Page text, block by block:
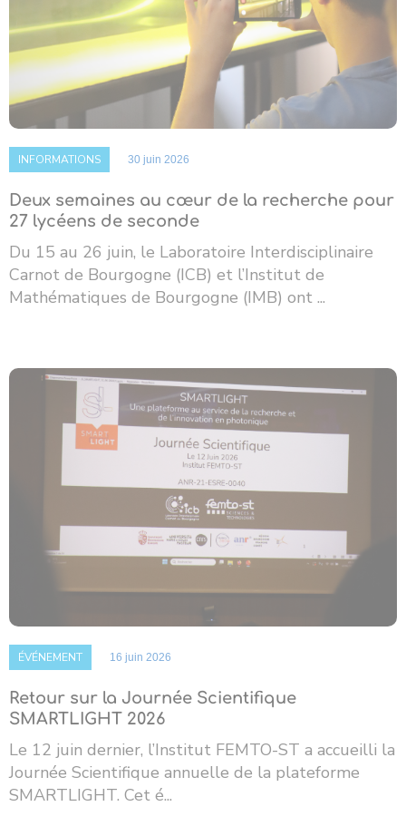
INFORMATIONS 30 juin 2026
Deux semaines au cœur de la recherche pour
27 lycéens de seconde
Du 15 au 26 juin, le Laboratoire Interdisciplinaire
Carnot de Bourgogne (ICB) et l’Institut de
Mathématiques de Bourgogne (IMB) ont ...
ÉVÉNEMENT 16 juin 2026
Retour sur la Journée Scientifique
SMARTLIGHT 2026
Le 12 juin dernier, l’Institut FEMTO-ST a accueilli la
Journée Scientifique annuelle de la plateforme
SMARTLIGHT. Cet é...